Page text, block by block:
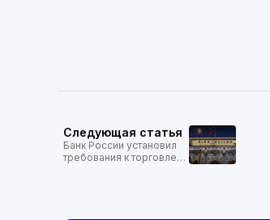
Следующая статья
Банк России установил
требования к торговле